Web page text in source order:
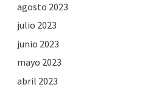
agosto 2023
julio 2023
junio 2023
mayo 2023
abril 2023